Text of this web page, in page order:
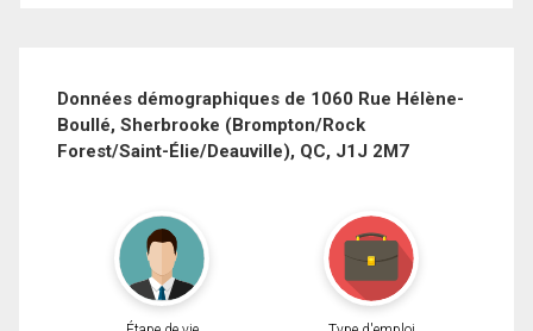
Téléphone
Données démographiques de 1060 Rue Hélène-
Boullé, Sherbrooke (Brompton/Rock
Forest/Saint-Élie/Deauville), QC, J1J 2M7